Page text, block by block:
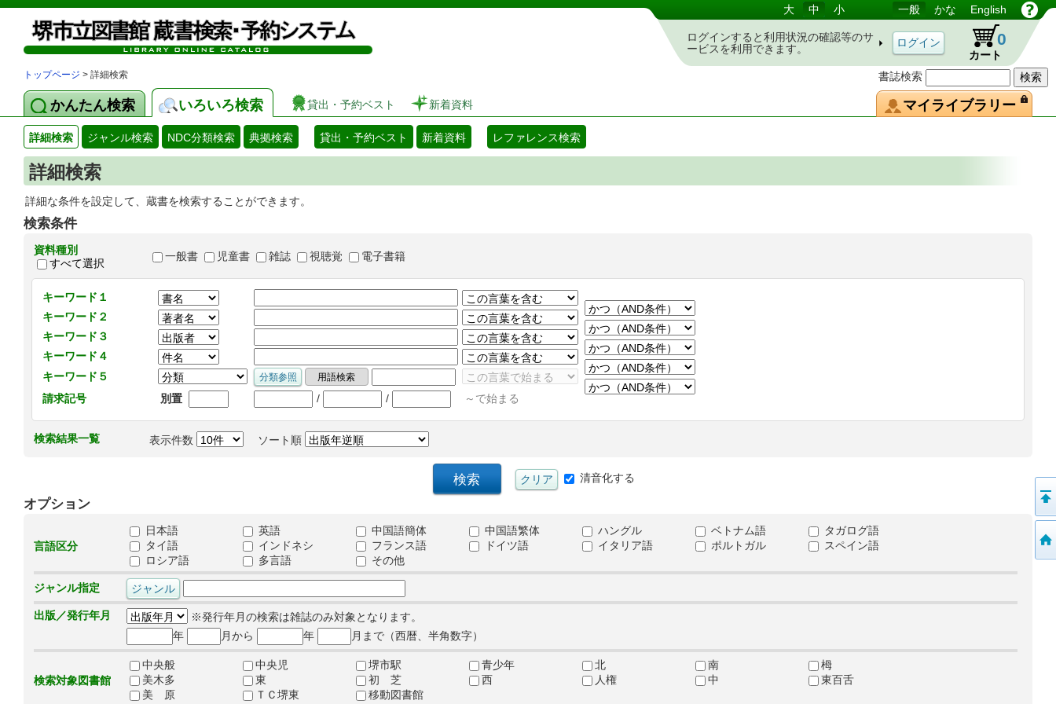
図書館 蔵書検索・予約システム
書誌検索
大 中 小 一般 かな English
ログインすると利用状況の確認等のサ
ービスを利用できます。
カート
0
トップページ > 詳細検索
かんたん検索 いろいろ検索 貸出・予約ベスト 新着資料 マイライブラリー
詳細検索 ジャンル検索 NDC分類検索 典拠検索 貸出・予約ベスト 新着資料 レファレンス検索
詳細検索
詳細な条件を設定して、蔵書を検索することができます。
検索条件
資料種別
すべて選択
一般書 児童書 雑誌 視聴覚 電子書籍
キーワード１
キーワード２
キーワード３
キーワード４
キーワード５
請求記号
別置 / / ～で始まる
検索結果一覧 表示件数 ソート順
清音化する
オプション
言語区分
日本語 英語 中国語簡体 中国語繁体 ハングル ベトナム語
タガログ語
タイ語
インドネシ フランス語 ドイツ語 イタリア語 ポルトガル
スペイン語
ロシア語
多言語 その他
ジャンル指定
出版／発行年月
※発行年月の検索は雑誌のみ対象となります。
年
月から 年 月まで（西暦、半角数字）
検索対象図書館
中央般 中央児 堺市駅 青少年 北 南
栂
美木多
東 初 芝 西 人権 中
東百舌
美 原
ＴＣ堺東 移動図書館